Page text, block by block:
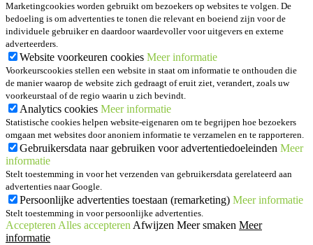
Marketingcookies worden gebruikt om bezoekers op websites te volgen. De
bedoeling is om advertenties te tonen die relevant en boeiend zijn voor de
individuele gebruiker en daardoor waardevoller voor uitgevers en externe
adverteerders.
Website voorkeuren cookies Meer informatie
Voorkeurscookies stellen een website in staat om informatie te onthouden die
de manier waarop de website zich gedraagt of eruit ziet, verandert, zoals uw
voorkeurstaal of de regio waarin u zich bevindt.
Analytics cookies Meer informatie
Statistische cookies helpen website-eigenaren om te begrijpen hoe bezoekers
omgaan met websites door anoniem informatie te verzamelen en te rapporteren.
Gebruikersdata naar gebruiken voor advertentiedoeleinden Meer
informatie
Stelt toestemming in voor het verzenden van gebruikersdata gerelateerd aan
advertenties naar Google.
Persoonlijke advertenties toestaan (remarketing) Meer informatie
Stelt toestemming in voor persoonlijke advertenties.
Accepteren Alles accepteren Afwijzen Meer smaken Meer
informatie